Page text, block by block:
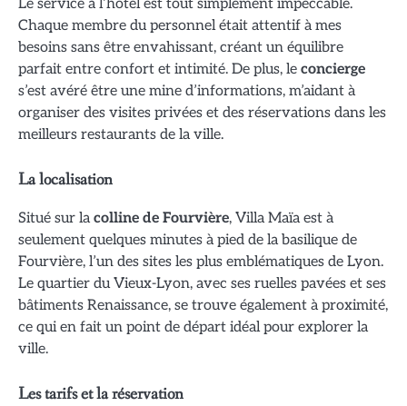
Chaque membre du personnel était attentif à mes
besoins sans être envahissant, créant un équilibre
parfait entre confort et intimité. De plus, le concierge
s’est avéré être une mine d’informations, m’aidant à
organiser des visites privées et des réservations dans les
meilleurs restaurants de la ville.
La localisation
Situé sur lacolline de Fourvière, Villa Maïa est à
seulement quelques minutes à pied de la basilique de
Fourvière, l’un des sites les plus emblématiques de Lyon.
Le quartier du Vieux-Lyon, avec ses ruelles pavées et ses
bâtiments Renaissance, se trouve également à proximité,
ce qui en fait un point de départ idéal pour explorer la
ville.
Les tarifs et la réservation